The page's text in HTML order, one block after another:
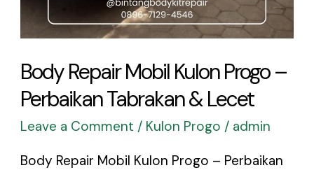
Body Repair Mobil Kulon Progo –
Perbaikan Tabrakan & Lecet
Leave a Comment / Kulon Progo / admin
Body Repair Mobil Kulon Progo – Perbaikan